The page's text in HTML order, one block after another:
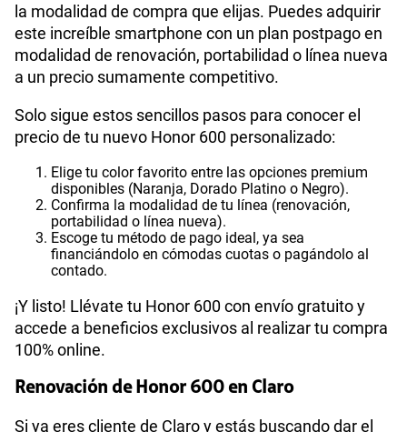
la modalidad de compra que elijas. Puedes adquirir
este increíble smartphone con un plan postpago en
modalidad de renovación, portabilidad o línea nueva
a un precio sumamente competitivo.
Solo sigue estos sencillos pasos para conocer el
precio de tu nuevo Honor 600 personalizado:
Elige tu color favorito entre las opciones premium
disponibles (Naranja, Dorado Platino o Negro).
Confirma la modalidad de tu línea (renovación,
portabilidad o línea nueva).
Escoge tu método de pago ideal, ya sea
financiándolo en cómodas cuotas o pagándolo al
contado.
¡Y listo! Llévate tu Honor 600 con envío gratuito y
accede a beneficios exclusivos al realizar tu compra
100% online.
Renovación de Honor 600 en Claro
Si ya eres cliente de Claro y estás buscando dar el